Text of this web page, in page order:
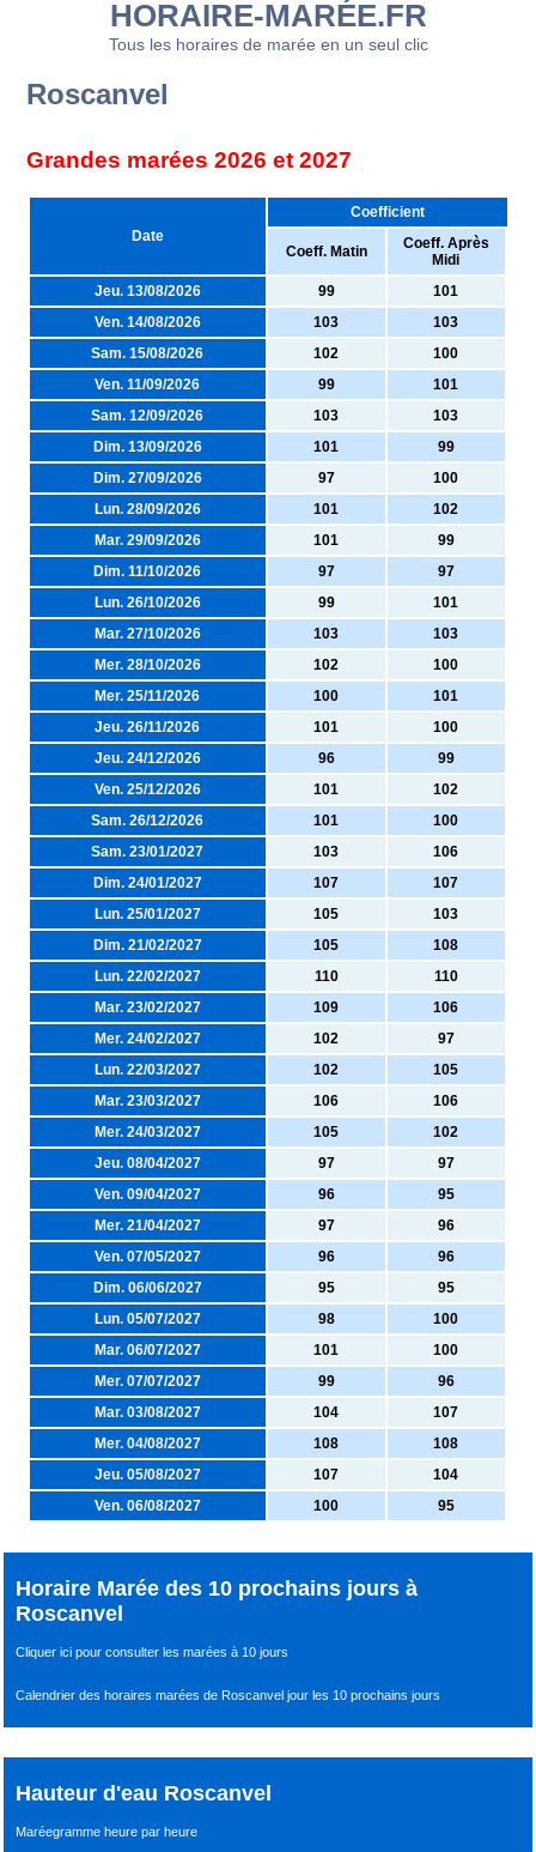
HORAIRE-MARÉE.FR
Tous les horaires de marée en un seul clic
Roscanvel
Grandes marées 2026 et 2027
Date
Coefficient
Coeff. Matin
Coeff. Après
Midi
Jeu. 13/08/2026
99
101
Ven. 14/08/2026
103
103
Sam. 15/08/2026
102
100
Ven. 11/09/2026
99
101
Sam. 12/09/2026
103
103
Dim. 13/09/2026
101
99
Dim. 27/09/2026
97
100
Lun. 28/09/2026
101
102
Mar. 29/09/2026
101
99
Dim. 11/10/2026
97
97
Lun. 26/10/2026
99
101
Mar. 27/10/2026
103
103
Mer. 28/10/2026
102
100
Mer. 25/11/2026
100
101
Jeu. 26/11/2026
101
100
Jeu. 24/12/2026
96
99
Ven. 25/12/2026
101
102
Sam. 26/12/2026
101
100
Sam. 23/01/2027
103
106
Dim. 24/01/2027
107
107
Lun. 25/01/2027
105
103
Dim. 21/02/2027
105
108
Lun. 22/02/2027
110
110
Mar. 23/02/2027
109
106
Mer. 24/02/2027
102
97
Lun. 22/03/2027
102
105
Mar. 23/03/2027
106
106
Mer. 24/03/2027
105
102
Jeu. 08/04/2027
97
97
Ven. 09/04/2027
96
95
Mer. 21/04/2027
97
96
Ven. 07/05/2027
96
96
Dim. 06/06/2027
95
95
Lun. 05/07/2027
98
100
Mar. 06/07/2027
101
100
Mer. 07/07/2027
99
96
Mar. 03/08/2027
104
107
Mer. 04/08/2027
108
108
Jeu. 05/08/2027
107
104
Ven. 06/08/2027
100 95
Horaire Marée des 10 prochains jours à
Roscanvel
Cliquer ici pour consulter les marées à 10 jours
Calendrier des horaires marées de Roscanvel jour les 10 prochains jours
Hauteur d'eau Roscanvel
Maréegramme heure par heure